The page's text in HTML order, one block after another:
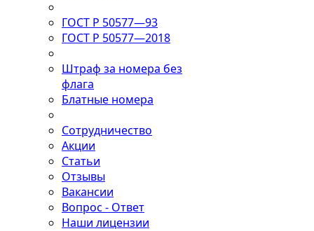
ГОСТ Р 50577—93
ГОСТ Р 50577—2018
Штраф за номера без
флага
Блатные номера
Сотрудничество
Акции
Статьи
Отзывы
Вакансии
Вопрос - Ответ
Наши лицензии